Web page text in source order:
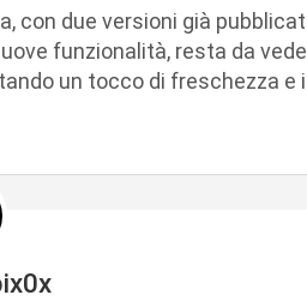
con due versioni già
funzionalità, resta da
un tocco di freschezza e